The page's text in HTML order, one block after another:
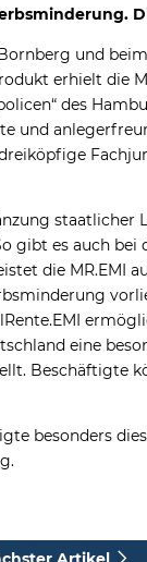
und
erhielt die
des
und
gibt es auch bei
die MR.EMI
eine
Beschäftigte
besonders